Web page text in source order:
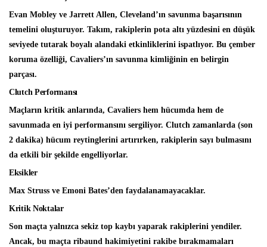
Evan Mobley ve Jarrett Allen, Cleveland’ın savunma başarısının
temelini oluşturuyor. Takım, rakiplerin pota altı yüzdesini en düşük
seviyede tutarak boyalı alandaki etkinliklerini ispatlıyor. Bu çember
koruma özelliği, Cavaliers’ın savunma kimliğinin en belirgin
parçası.
Clutch Performansı
Maçların kritik anlarında, Cavaliers hem hücumda hem de
savunmada en iyi performansını sergiliyor. Clutch zamanlarda (son
2 dakika) hücum reytinglerini artırırken, rakiplerin sayı bulmasını
da etkili bir şekilde engelliyorlar.
Eksikler
Max Struss ve Emoni Bates’den faydalanamayacaklar.
Kritik Noktalar
Son maçta yalnızca sekiz top kaybı yaparak rakiplerini yendiler.
Ancak, bu maçta ribaund hakimiyetini rakibe bırakmamaları